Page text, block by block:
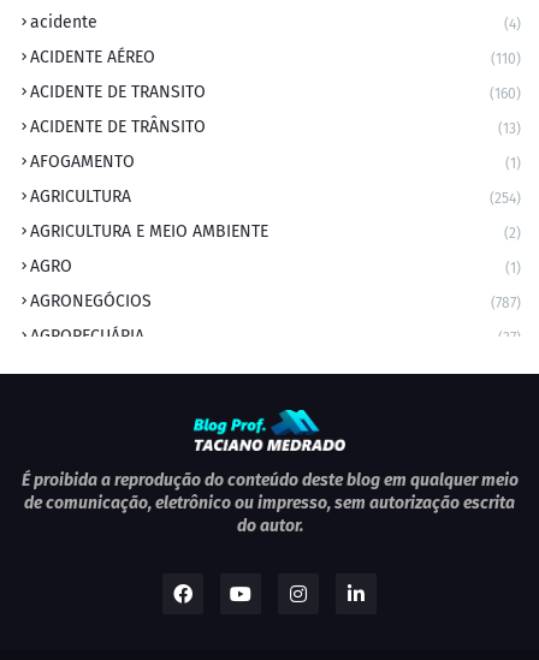
acidente (4)
ACIDENTE AÉREO (110)
ACIDENTE DE TRANSITO (160)
ACIDENTE DE TRÂNSITO (13)
AFOGAMENTO (1)
AGRICULTURA (254)
AGRICULTURA E MEIO AMBIENTE (2)
AGRO (1)
AGRONEGÓCIOS (787)
AGROPECUÁRIA (37)
AMBIENTE (9)
ANIVERSÁRIO DA CIDADE
ANIVERSÁRIOS (1)
APEXBRASIL (1)
É proibida a reprodução do conteúdo deste blog em qualquer meio
de comunicação, eletrônico ou impresso, sem autorização escrita
do autor.